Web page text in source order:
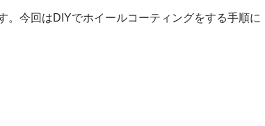
。今回はDIYでホイールコーティングをする手順に